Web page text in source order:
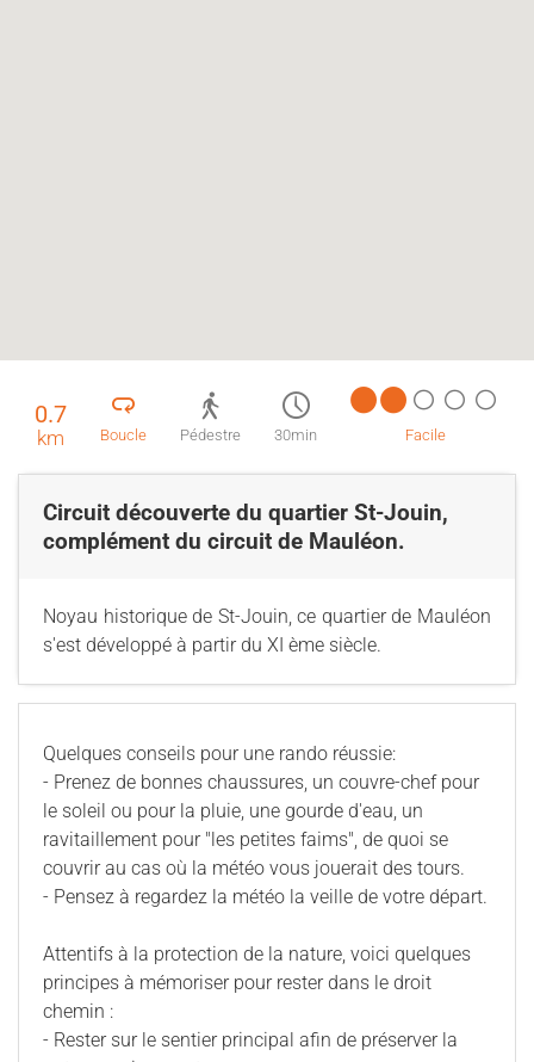
0.7
km Boucle Pédestre 30min Facile
Circuit découverte du quartier St-Jouin,
complément du circuit de Mauléon.
Noyau historique de St-Jouin, ce quartier de Mauléon
s'est développé à partir du XI ème siècle.
Quelques conseils pour une rando réussie:
- Prenez de bonnes chaussures, un couvre-chef pour
le soleil ou pour la pluie, une gourde d'eau, un
ravitaillement pour "les petites faims", de quoi se
couvrir au cas où la météo vous jouerait des tours.
- Pensez à regardez la météo la veille de votre départ.
Attentifs à la protection de la nature, voici quelques
principes à mémoriser pour rester dans le droit
chemin :
- Rester sur le sentier principal afin de préserver la